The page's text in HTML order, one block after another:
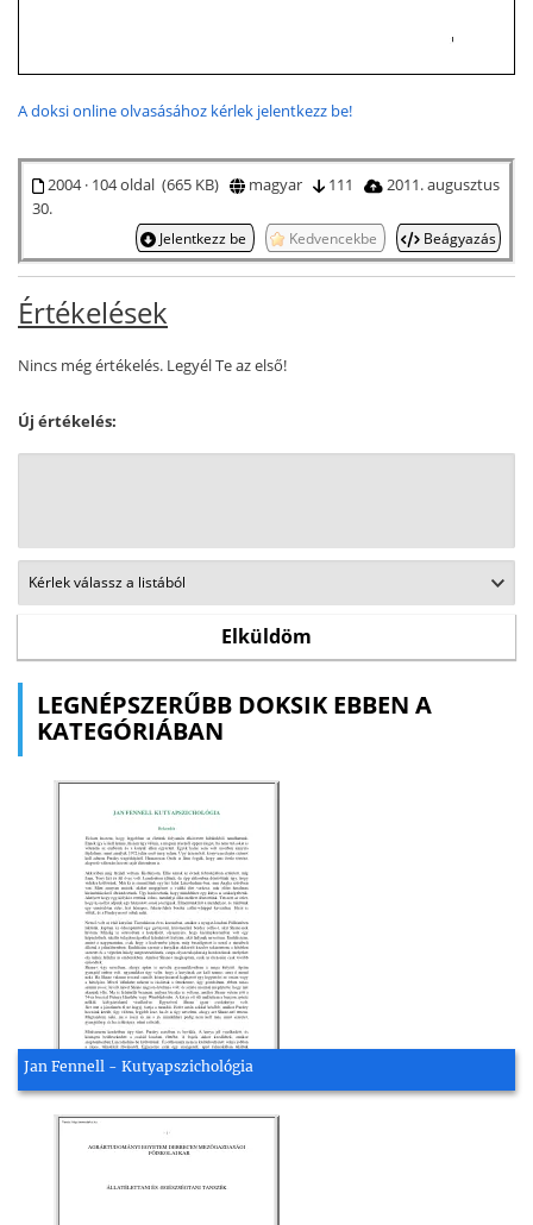
A doksi online olvasásához kérlek jelentkezz be!
2004 · 104 oldal (665 KB) magyar 111
2011. augusztus
30.
Jelentkezz be Kedvencekbe Beágyazás
Értékelések
Nincs még értékelés. Legyél Te az első!
Új értékelés:
LEGNÉPSZERŰBB DOKSIK EBBEN A
KATEGÓRIÁBAN
Jan Fennell - Kutyapszichológia